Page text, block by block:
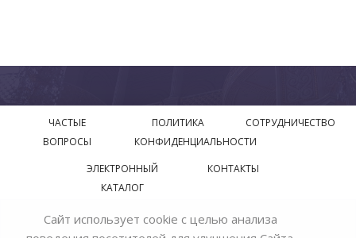
ЧАСТЫЕ
ВОПРОСЫ
ПОЛИТИКА
КОНФИДЕНЦИАЛЬНОСТИ
СОТРУДНИЧЕСТВО
ЭЛЕКТРОННЫЙ
КАТАЛОГ
КОНТАКТЫ
© 2018—2026 Официальный сайт завода производителя
Сайт использует cookie с целью анализа